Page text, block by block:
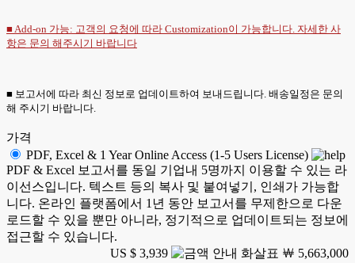
■ Add-on 가능: 고객의 요청에 따라 Customization이 가능합니다. 자세한 사
항은 문의 해주시기 바랍니다
■ 보고서에 따라 최신 정보로 업데이트하여 보내드립니다. 배송일정은 문의
해 주시기 바랍니다.
가격
PDF, Excel & 1 Year Online Access (1-5 Users License)
PDF & Excel 보고서를 동일 기업내 5명까지 이용할 수 있는 라
이선스입니다. 텍스트 등의 복사 및 붙여넣기, 인쇄가 가능합
니다. 온라인 플랫폼에서 1년 동안 보고서를 무제한으로 다운
로드할 수 있을 뿐만 아니라, 정기적으로 업데이트되는 정보에
접근할 수 있습니다.
US $ 3,939
￦ 5,663,000